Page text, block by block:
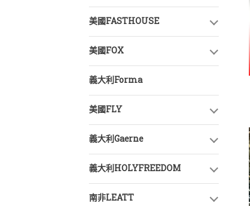
美國FASTHOUSE
美國FOX
義大利Forma
美國FLY
義大利Gaerne
義大利HOLYFREEDOM
南非LEATT